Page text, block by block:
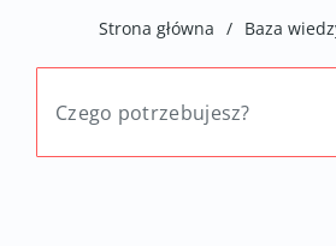
Strona główna / Baza